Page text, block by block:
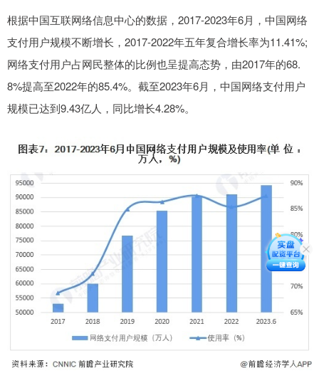
根据中国互联网络信息中心的数据，2017-2023年6月，中国网络
支付用户规模不断增长，2017-2022年五年复合增长率为11.41%;
网络支付用户占网民整体的比例也呈提高态势，由2017年的68.
8%提高至2022年的85.4%。截至2023年6月，中国网络支付用户
规模已达到9.43亿人，同比增长4.28%。